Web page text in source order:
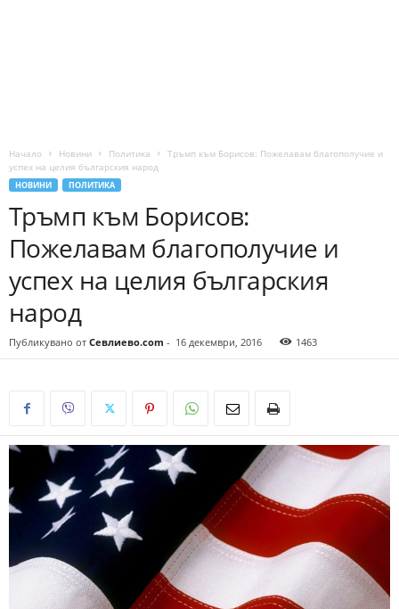
Начало Новини Политика
Тръмп към Борисов: Пожелавам благополучие и
успех на целия българския народ
НОВИНИ ПОЛИТИКА
Тръмп към Борисов:
Пожелавам благополучие и
успех на целия българския
народ
Публикувано от Севлиево.com - 16 декември, 2016 1463